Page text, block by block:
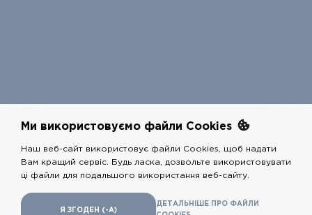
COPYRIGHTS @ РЕСТАРТ 2026 - ALL RIGHTS RESERVED
adshelp.group ,shugov.com
Ми використовуємо файли Cookies
Наш веб-сайт використовує файли Cookies, щоб надати
Вам кращий сервіс. Будь ласка, дозвольте використовувати
ці файли для подальшого використання веб-сайту.
Я ЗГОДЕН (-А)
ДЕТАЛЬНIШЕ ПРО ФАЙЛИ